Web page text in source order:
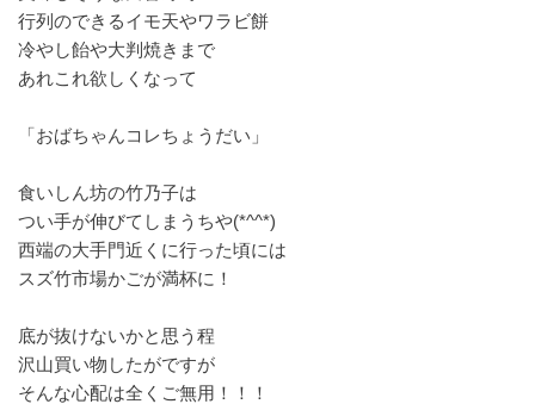
行列のできるイモ天やワラビ餅
冷やし飴や大判焼きまで
あれこれ欲しくなって
「おばちゃんコレちょうだい」
食いしん坊の竹乃子は
つい手が伸びてしまうちや(*^^*)
西端の大手門近くに行った頃には
スズ竹市場かごが満杯に！
底が抜けないかと思う程
沢山買い物したがですが
そんな心配は全くご無用！！！